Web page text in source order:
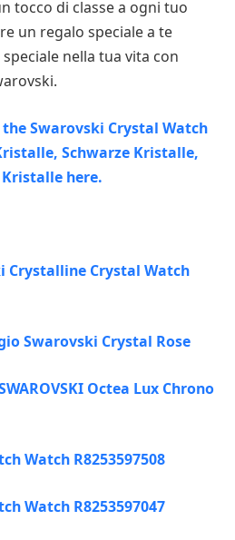
tocco di classe a ogni tuo
un regalo speciale a te
nella tua vita con
Crystalline Crystal Watch
Swarovski Crystal Rose
Octea Lux Chrono
Watch R8253597508
Watch R8253597047